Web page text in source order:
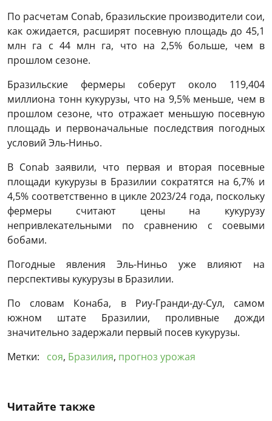
По расчетам Conab, бразильские производители сои,
как ожидается, расширят посевную площадь до 45,1
млн га с 44 млн га, что на 2,5% больше, чем в
прошлом сезоне.
Бразильские фермеры соберут около 119,404
миллиона тонн кукурузы, что на 9,5% меньше, чем в
прошлом сезоне, что отражает меньшую посевную
площадь и первоначальные последствия погодных
условий Эль-Ниньо.
В Conab заявили, что первая и вторая посевные
площади кукурузы в Бразилии сократятся на 6,7% и
4,5% соответственно в цикле 2023/24 года, поскольку
фермеры считают цены на кукурузу
непривлекательными по сравнению с соевыми
бобами.
Погодные явления Эль-Ниньо уже влияют на
перспективы кукурузы в Бразилии.
По словам Конаба, в Риу-Гранди-ду-Сул, самом
южном штате Бразилии, проливные дожди
значительно задержали первый посев кукурузы.
Метки:
соя, Бразилия, прогноз урожая
Читайте также